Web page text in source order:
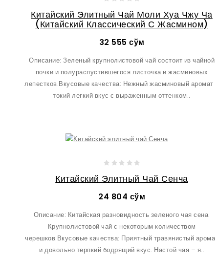
Китайский Элитный Чай Моли Хуа Чжу Ча
(Китайский Классический С Жасмином)
32 555 сўм
Описание: Зеленый крупнолистовой чай состоит из чайной
почки и полураспустившегося листочка и жасминовых
лепестков.Вкусовые качества: Нежный жасминовый аромат и
токий легкий вкус с выраженным оттенком..
Китайский Элитный Чай Сенча
24 804 сўм
Описание: Китайская разновидность зеленого чая сена.
Крупнолистовой чай с некоторым количеством
черешков.Вкусовые качества: Приятный травянистый аромат
и довольно терпкий бодрящий вкус. Настой чая – я..